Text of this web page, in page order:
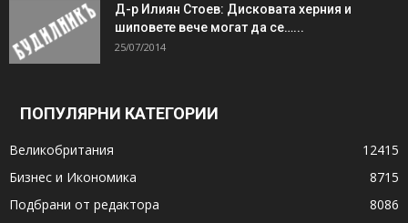
Д-р Илиян Стоев: Дисковата херния и
шиповете вече могат да се…...
25/07/2014
ПОПУЛЯРНИ КАТЕГОРИИ
Великобритания
12415
Бизнес и Икономика
8715
Подбрани от редактора
8086